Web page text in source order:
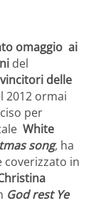
omaggio ai
del
delle
2012 ormai
per
White
song, ha
in
God rest Ye